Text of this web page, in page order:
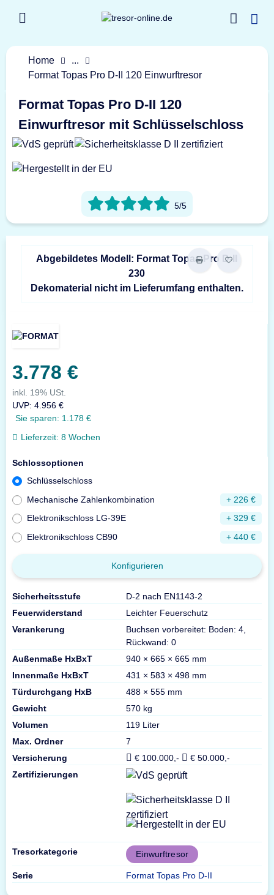
Home
...
Format Topas Pro D-II 120 Einwurftresor
Format Topas Pro D-II 120
Einwurftresor mit Schlüsselschloss
5/5
Abgebildetes Modell: Format Topas Pro D-II
230
Dekomaterial nicht im Lieferumfang enthalten.
3.778 €
inkl. 19% USt.
UVP: 4.956 €
Sie sparen: 1.178 €
Lieferzeit: 8 Wochen
Schlossoptionen
Schlüsselschloss
Mechanische Zahlenkombination
+ 226 €
Elektronikschloss LG-39E
+ 329 €
Elektronikschloss CB90
+ 440 €
Konfigurieren
Sicherheitsstufe
D-2 nach EN1143-2
Feuerwiderstand
Leichter Feuerschutz
Verankerung
Buchsen vorbereitet: Boden: 4,
Rückwand: 0
Außenmaße HxBxT
940 × 665 × 665 mm
Innenmaße HxBxT
431 × 583 × 498 mm
Türdurchgang HxB
488 × 555 mm
Gewicht
570 kg
Volumen
119 Liter
Max. Ordner
7
Versicherung
€ 100.000,-
€ 50.000,-
Zertifizierungen
Tresorkategorie Einwurftresor
Serie Format Topas Pro D-II